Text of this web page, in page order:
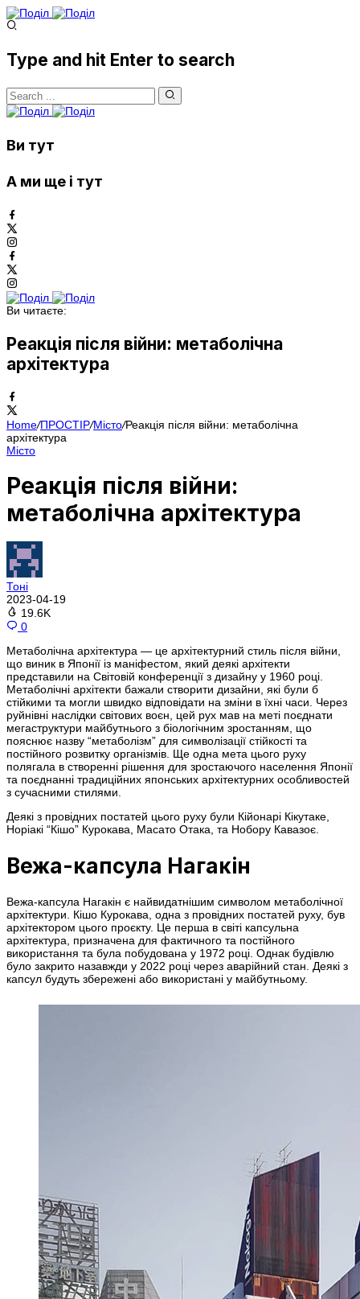
Type and hit Enter to search
Ви тут
А ми ще і тут
Ви читаєте:
Реакція після війни: метаболічна
архітектура
Home/ПРОСТІР/Місто/Реакція після війни: метаболічна
архітектура
Місто
Реакція після війни:
метаболічна архітектура
Тоні
2023-04-19
19.6K
0
Метаболічна архітектура — це архітектурний стиль після війни,
що виник в Японії із маніфестом, який деякі архітекти
представили на Світовій конференції з дизайну у 1960 році.
Метаболічні архітекти бажали створити дизайни, які були б
стійкими та могли швидко відповідати на зміни в їхні часи. Через
руйнівні наслідки світових воєн, цей рух мав на меті поєднати
мегаструктури майбутнього з біологічним зростанням, що
пояснює назву “метаболізм” для символізації стійкості та
постійного розвитку організмів. Ще одна мета цього руху
полягала в створенні рішення для зростаючого населення Японії
та поєднанні традиційних японських архітектурних особливостей
з сучасними стилями.
Деякі з провідних постатей цього руху були Кійонарі Кікутаке,
Норіакі “Кішо” Курокава, Масато Отака, та Нобору Кавазоє.
Вежа-капсула Нагакін
Вежа-капсула Нагакін є найвидатнішим символом метаболічної
архітектури. Кішо Курокава, одна з провідних постатей руху, був
архітектором цього проєкту. Це перша в світі капсульна
архітектура, призначена для фактичного та постійного
використання та була побудована у 1972 році. Однак будівлю
було закрито назавжди у 2022 році через аварійний стан. Деякі з
капсул будуть збережені або використані у майбутньому.